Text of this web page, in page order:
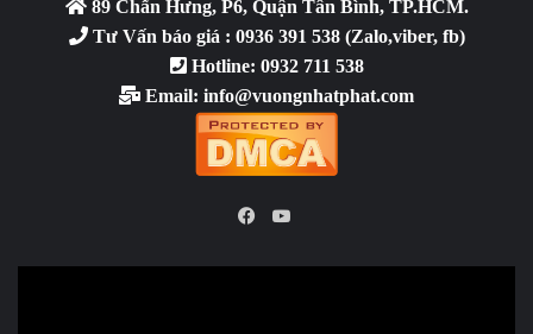
89 Chấn Hưng, P6, Quận Tân Bình, TP.HCM.
Tư Vấn báo giá : 0936 391 538 (Zalo,viber, fb)
Hotline: 0932 711 538
Email: info@vuongnhatphat.com
YouTube